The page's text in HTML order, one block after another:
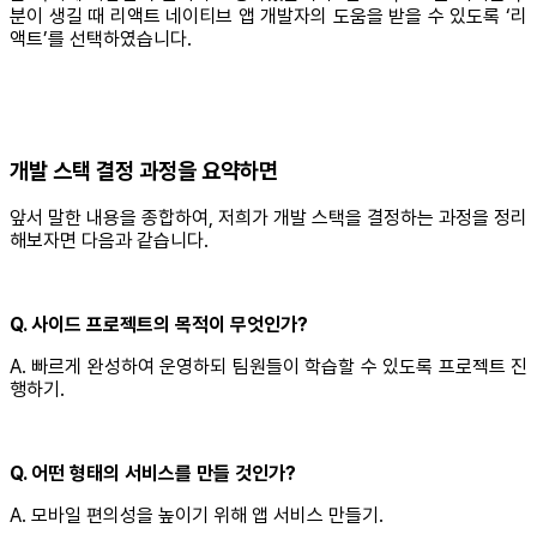
분이 생길 때 리액트 네이티브 앱 개발자의 도움을 받을 수 있도록 ‘리
액트’를 선택하였습니다.
개발 스택 결정 과정을 요약하면
앞서 말한 내용을 종합하여, 저희가 개발 스택을 결정하는 과정을 정리
해보자면 다음과 같습니다.
Q. 사이드 프로젝트의 목적이 무엇인가?
A. 빠르게 완성하여 운영하되 팀원들이 학습할 수 있도록 프로젝트 진
행하기.
Q. 어떤 형태의 서비스를 만들 것인가?
A. 모바일 편의성을 높이기 위해 앱 서비스 만들기.